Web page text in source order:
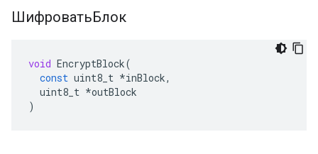
ШифроватьБлок
void EncryptBlock(
const uint8_t *inBlock,
uint8_t *outBlock
)